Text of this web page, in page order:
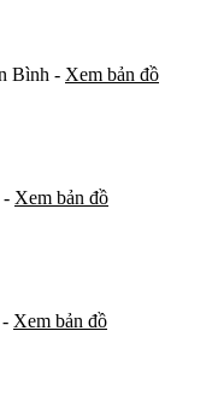
Bình - Xem bản đồ
- Xem bản đồ
Xem bản đồ